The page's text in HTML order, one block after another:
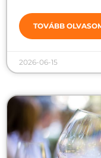
TOVÁBB
2026-06-15